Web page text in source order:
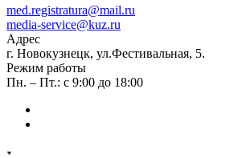
med.registratura@mail.ru
media-service@kuz.ru
Адрес
г. Новокузнецк, ул.Фестивальная, 5.
Режим работы
Пн. – Пт.: с 9:00 до 18:00